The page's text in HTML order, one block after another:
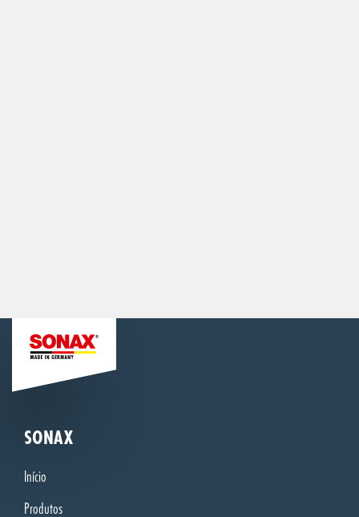
SONAX
Início
Produtos